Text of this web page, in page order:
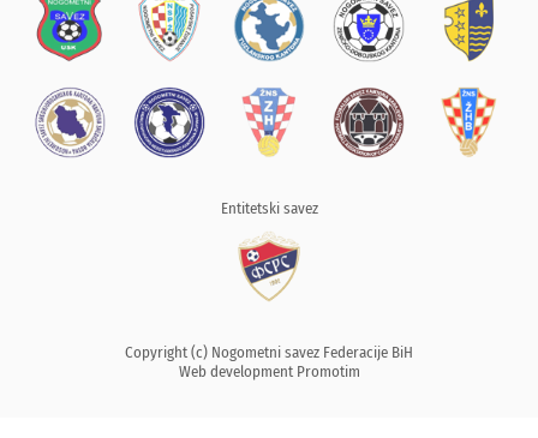
Entitetski savez
Copyright (c) Nogometni savez Federacije BiH
Web development Promotim